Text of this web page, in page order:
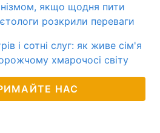
якщо щодня пити
розкрили переваги
і сотні слуг: як живе сім'я
хмарочосі світу
НАС